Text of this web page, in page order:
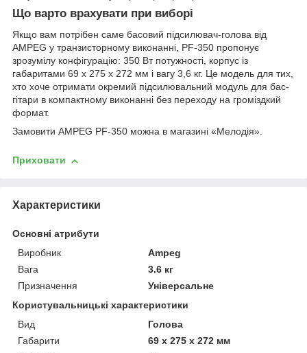
Що варто врахувати при виборі
Якщо вам потрібен саме басовий підсилювач-голова від
AMPEG у транзисторному виконанні, PF-350 пропонує
зрозумілу конфігурацію: 350 Вт потужності, корпус із
габаритами 69 х 275 х 272 мм і вагу 3,6 кг. Це модель для тих,
хто хоче отримати окремий підсилювальний модуль для бас-
гітари в компактному виконанні без переходу на громіздкий
формат.
Замовити AMPEG PF-350 можна в магазині «Мелодія».
Приховати
Характеристики
Основні атрибути
Виробник
Ampeg
Вага
3.6 кг
Призначення
Універсальне
Користувальницькі характеристики
Вид
Голова
Габарити
69 х 275 х 272 мм